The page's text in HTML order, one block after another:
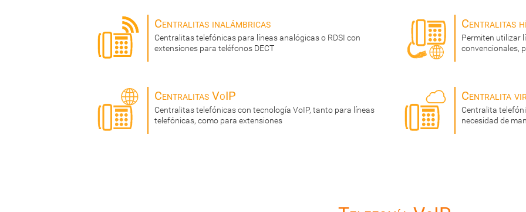
Centralitas inalámbricas
Centralitas telefónicas para líneas analógicas o RDSI con
extensiones para teléfonos DECT
Centralitas
Permiten utilizar
convencionales,
Centralitas VoIP
Centralitas telefónicas con tecnología VoIP, tanto para líneas
telefónicas, como para extensiones
Centralita
Centralita
necesidad de